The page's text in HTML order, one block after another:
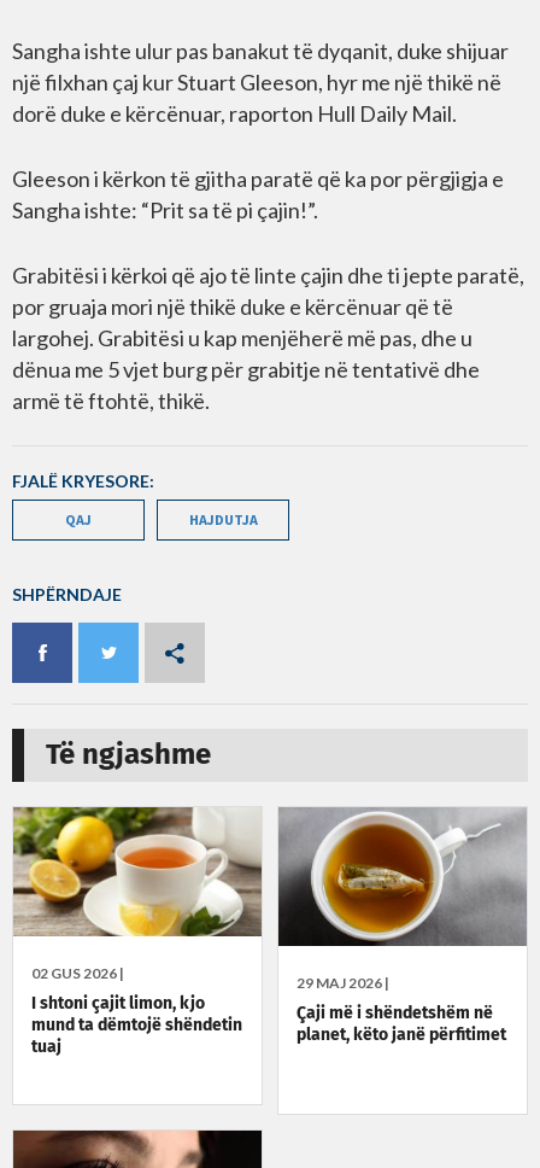
Sangha ishte ulur pas banakut të dyqanit, duke shijuar
një filxhan çaj kur Stuart Gleeson, hyr me një thikë në
dorë duke e kërcënuar, raporton Hull Daily Mail.
Gleeson i kërkon të gjitha paratë që ka por përgjigja e
Sangha ishte: “Prit sa të pi çajin!”.
Grabitësi i kërkoi që ajo të linte çajin dhe ti jepte paratë,
por gruaja mori një thikë duke e kërcënuar që të
largohej. Grabitësi u kap menjëherë më pas, dhe u
dënua me 5 vjet burg për grabitje në tentativë dhe
armë të ftohtë, thikë.
FJALË KRYESORE:
QAJ HAJDUTJA
SHPËRNDAJE
Të ngjashme
02 GUS 2026 |
I shtoni çajit limon, kjo
mund ta dëmtojë shëndetin
tuaj
29 MAJ 2026 |
Çaji më i shëndetshëm në
planet, këto janë përfitimet